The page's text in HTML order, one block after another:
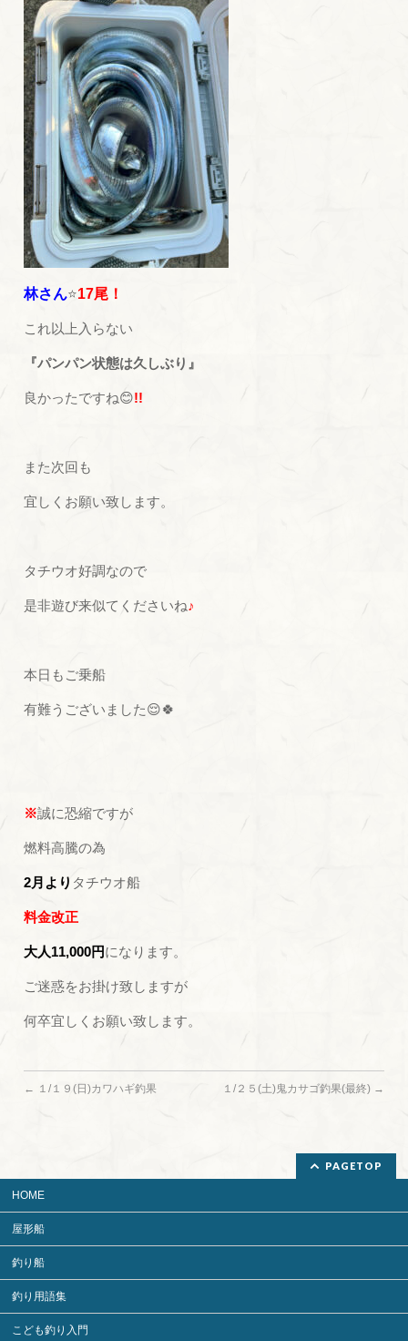
林さん⭐17尾！
これ以上入らない
『パンパン状態は久しぶり』
良かったですね😊!!
また次回も
宜しくお願い致します。
タチウオ好調なので
是非遊び来似てくださいね♪
本日もご乗船
有難うございました😌🍀
※誠に恐縮ですが
燃料高騰の為
2月 より タチウオ船
料金改正
大人11,000円になります。
ご迷惑をお掛け致しますが
何卒宜しくお願い致します。
← １/１９(日)カワハギ釣果 １/２５(土)鬼カサゴ釣果(最終) →
PAGETOP
HOME
屋形船
釣り船
釣り用語集
こども釣り入門